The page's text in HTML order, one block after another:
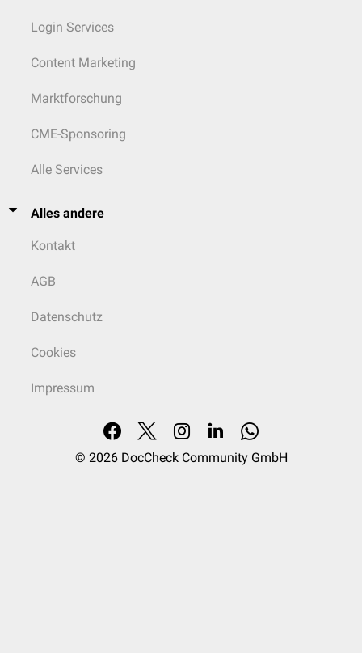
Login Services
Content Marketing
Marktforschung
CME-Sponsoring
Alle Services
Alles andere
Kontakt
AGB
Datenschutz
Cookies
Impressum
© 2026 DocCheck Community GmbH